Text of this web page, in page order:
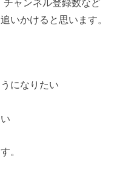
いかけると思います。
になりたい
。